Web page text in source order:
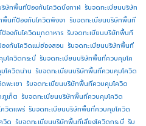
ริษัทพื้นทีป้องกันโควิดบึงกาฬ รับจดทะเบียนบริษัท
พื้นทีป้องกันโควิดพังงา รับจดทะเบียนบริษัทพื้นที
องกันโควิดมุกดาหาร รับจดทะเบียนบริษัทพื้นที
งกันโควิดแม่ฮ่องสอน รับจดทะเบียนบริษัทพื้นที่
โควิดกระบี่ รับจดทะเบียนบริษัทพื้นที่ควบคุมโค
โควิดน่าน รับจดทะเบียนบริษัทพื้นที่ควบคุมโควิด
พะเยา รับจดทะเบียนบริษัทพื้นที่ควบคุมโควิด
เก็ต รับจดทะเบียนบริษัทพื้นที่ควบคุมโควิด
วิดแพร่ รับจดทะเบียนบริษัทพื้นที่ควบคุมโควิด
วิด รับจดทะเบียนบริษัทพื้นที่เสี่ยงโควิดกระบี่ รับ